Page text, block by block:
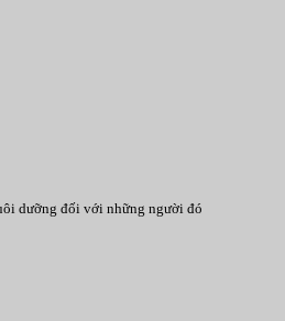
dưỡng đối với những người đó